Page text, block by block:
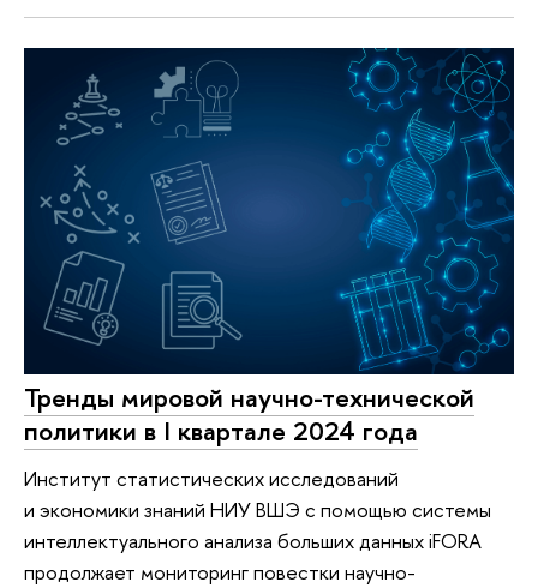
Тренды мировой научно-технической
политики в I квартале 2024 года
Институт статистических исследований
и экономики знаний НИУ ВШЭ с помощью системы
интеллектуального анализа больших данных iFORA
продолжает мониторинг повестки научно-